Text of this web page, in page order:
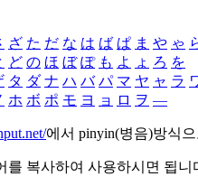
ざ た だ な は ば ぱ ま や ゃ
ど の ほ ぼ ぽ も よ ょ ろ を
タ ダ ナ ハ バ パ マ ヤ ャ ラ
ホ ボ ポ モ ヨ ョ ロ ヲ ―
에서 pinyin(병음)방식
를 복사하여 사용하시면 됩니